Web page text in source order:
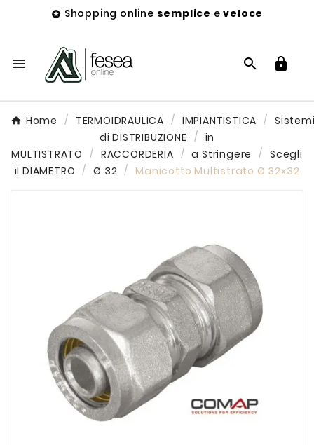
 Shopping online semplice eveloce
  
Home TERMOIDRAULICA IMPIANTISTICA
di DISTRIBUZIONE
in
MULTISTRATO
RACCORDERIA a Stringere
Scegli
il DIAMETRO
Ø 32 Manicotto Multistrato Ø 32x32